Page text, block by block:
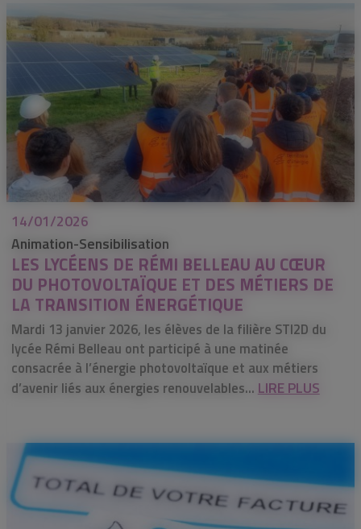
14/01/2026
Animation-Sensibilisation
LES LYCÉENS DE RÉMI BELLEAU AU CŒUR
DU PHOTOVOLTAÏQUE ET DES MÉTIERS DE
LA TRANSITION ÉNERGÉTIQUE
Mardi 13 janvier 2026, les élèves de la filière STI2D du
lycée Rémi Belleau ont participé à une matinée
consacrée à l’énergie photovoltaïque et aux métiers
d’avenir liés aux énergies renouvelables... LIRE PLUS